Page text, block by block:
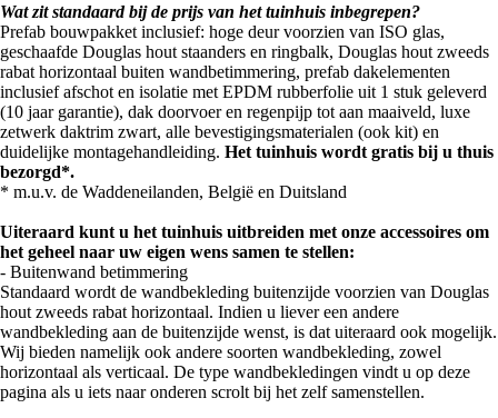
Wat zit standaard bij de prijs van het tuinhuis inbegrepen?
Prefab bouwpakket inclusief: hoge deur voorzien van ISO glas,
geschaafde Douglas hout staanders en ringbalk, Douglas hout zweeds
rabat horizontaal buiten wandbetimmering, prefab dakelementen
inclusief afschot en isolatie met EPDM rubberfolie uit 1 stuk geleverd
(10 jaar garantie), dak doorvoer en regenpijp tot aan maaiveld, luxe
zetwerk daktrim zwart, alle bevestigingsmaterialen (ook kit) en
duidelijke montagehandleiding. Het tuinhuis wordt gratis bij u thuis
bezorgd*.
* m.u.v. de Waddeneilanden, België en Duitsland
Uiteraard kunt u het tuinhuis uitbreiden met onze accessoires om
het geheel naar uw eigen wens samen te stellen:
- Buitenwand betimmering
Standaard wordt de wandbekleding buitenzijde voorzien van Douglas
hout zweeds rabat horizontaal. Indien u liever een andere
wandbekleding aan de buitenzijde wenst, is dat uiteraard ook mogelijk.
Wij bieden namelijk ook andere soorten wandbekleding, zowel
horizontaal als verticaal. De type wandbekledingen vindt u op deze
pagina als u iets naar onderen scrolt bij het zelf samenstellen.